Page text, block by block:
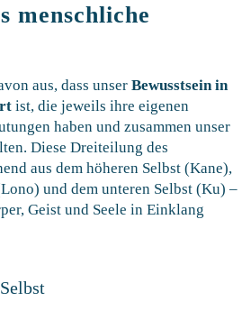
menschliche
aus, dass unser Bewusstsein in
ist, die jeweils ihre eigenen
haben und zusammen unser
Diese Dreiteilung des
aus dem höheren Selbst (Kane),
und dem unteren Selbst (Ku) –
Geist und Seele in Einklang